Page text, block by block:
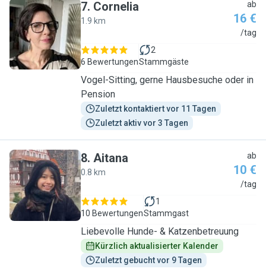
C
7. Cornelia
1.9 km
ab
16 €
/tag
6 Bewertungen
2
Stammgäste
Vogel-Sitting, gerne Hausbesuche oder in
Pension
Zuletzt kontaktiert vor 11 Tagen
Zuletzt aktiv vor 3 Tagen
A
8. Aitana
0.8 km
ab
10 €
/tag
10 Bewertungen
1
Stammgast
Liebevolle Hunde- & Katzenbetreuung
Kürzlich aktualisierter Kalender
Zuletzt gebucht vor 9 Tagen